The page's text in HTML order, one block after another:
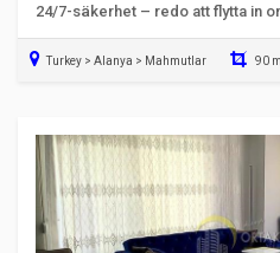
24/7-säkerhet – redo att flytta in
Turkey > Alanya > Mahmutlar 90